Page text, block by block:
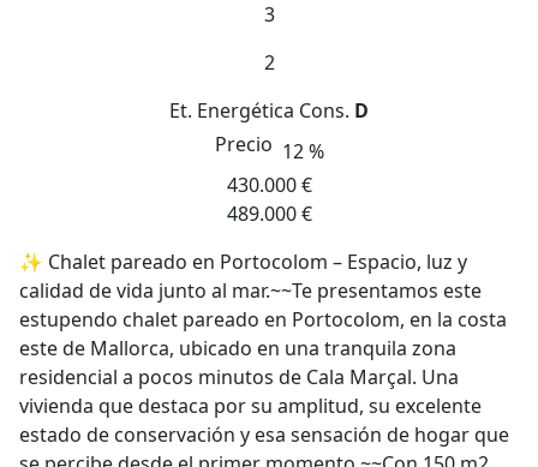
3
2
Et. Energética Cons. D
Precio 12 %
430.000 €
489.000 €
✨ Chalet pareado en Portocolom – Espacio, luz y
calidad de vida junto al mar.~~Te presentamos este
estupendo chalet pareado en Portocolom, en la costa
este de Mallorca, ubicado en una tranquila zona
residencial a pocos minutos de Cala Marçal. Una
vivienda que destaca por su amplitud, su excelente
estado de conservación y esa sensación de hogar que